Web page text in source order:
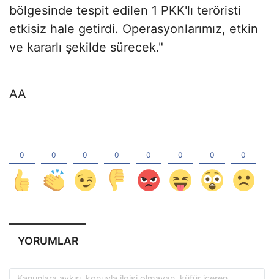
bölgesinde tespit edilen 1 PKK'lı teröristi
etkisiz hale getirdi. Operasyonlarımız, etkin
ve kararlı şekilde sürecek."
AA
YORUMLAR